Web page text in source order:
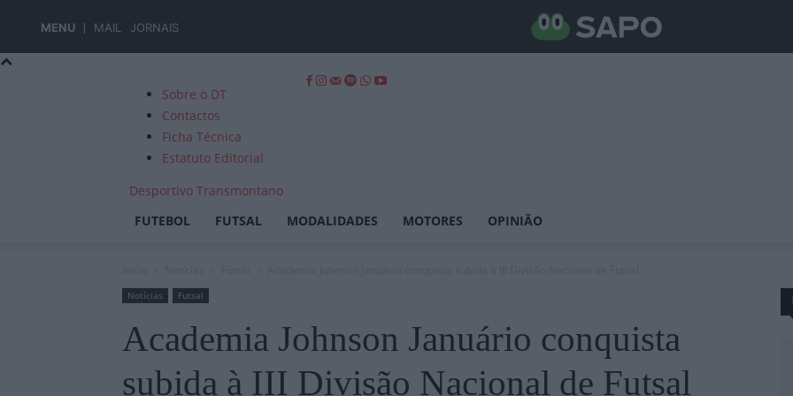
MENU MAIL JORNAIS
Sobre o DT
Contactos
Ficha Técnica
Estatuto Editorial
Desportivo Transmontano
FUTEBOL
FUTSAL MODALIDADES MOTORES OPINIÃO
Notícias Futsal
Academia Johnson Januário conquista
subida à III Divisão Nacional de Futsal